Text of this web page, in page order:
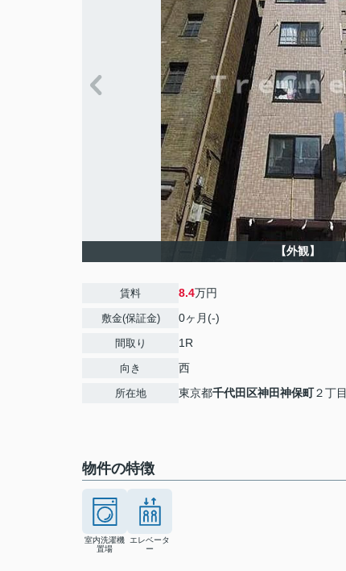
【外観】
賃料 8.4万円
敷金(保証金) 0ヶ月(-)
間取り 1R
向き 西
所在地 東京都千代田区神田神保町２丁目
物件の特徴
室内洗濯機
置場
エレベータ
ー